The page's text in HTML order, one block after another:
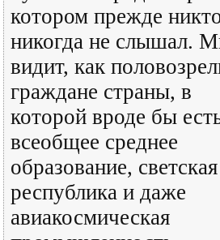
котором прежде
никогда не слышал.
видит, как
граждане страны, в
которой вроде бы
всеобщее среднее
образование, светская
республика и даже
авиакосмическая